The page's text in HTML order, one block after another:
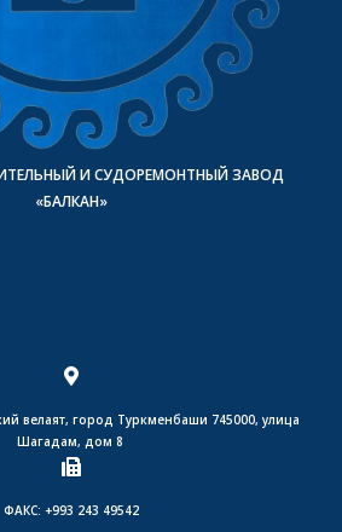
И СУДОРЕМОНТНЫЙ ЗАВОД
«БАЛКАН»
велаят, город Туркменбаши 745000, улица
Шагадам, дом 8
ФАКС: +993 243 49542